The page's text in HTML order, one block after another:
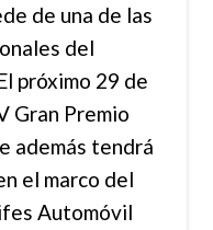
de una de las
del
próximo 29 de
Gran Premio
además tendrá
el marco del
Automóvil